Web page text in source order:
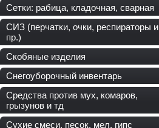
Сетки: рабица, кладочная, сварная
СИЗ (перчатки, очки, респираторы и
пр.)
Скобяные изделия
Снегоуборочный инвентарь
Средства против мух, комаров,
грызунов и тд
Сухие смеси, песок, мел, гипс